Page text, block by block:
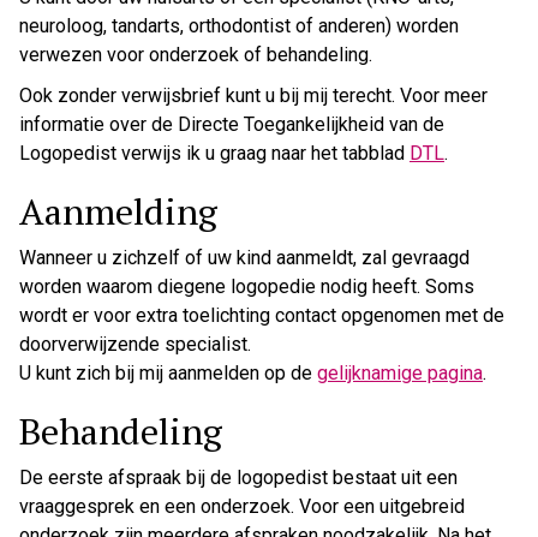
neuroloog, tandarts, orthodontist of anderen) worden
verwezen voor onderzoek of behandeling.
Ook zonder verwijsbrief kunt u bij mij terecht. Voor meer
informatie over de Directe Toegankelijkheid van de
Logopedist verwijs ik u graag naar het tabblad DTL.
Aanmelding
Wanneer u zichzelf of uw kind aanmeldt, zal gevraagd
worden waarom diegene logopedie nodig heeft. Soms
wordt er voor extra toelichting contact opgenomen met de
doorverwijzende specialist.
U kunt zich bij mij aanmelden op de gelijknamige pagina.
Behandeling
De eerste afspraak bij de logopedist bestaat uit een
vraaggesprek en een onderzoek. Voor een uitgebreid